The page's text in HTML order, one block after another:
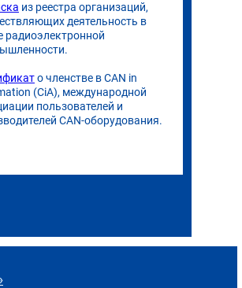
из реестра организаций,
деятельность в
радиоэлектронной
о членстве в CAN in
(CiA), международной
пользователей и
CAN-оборудования.